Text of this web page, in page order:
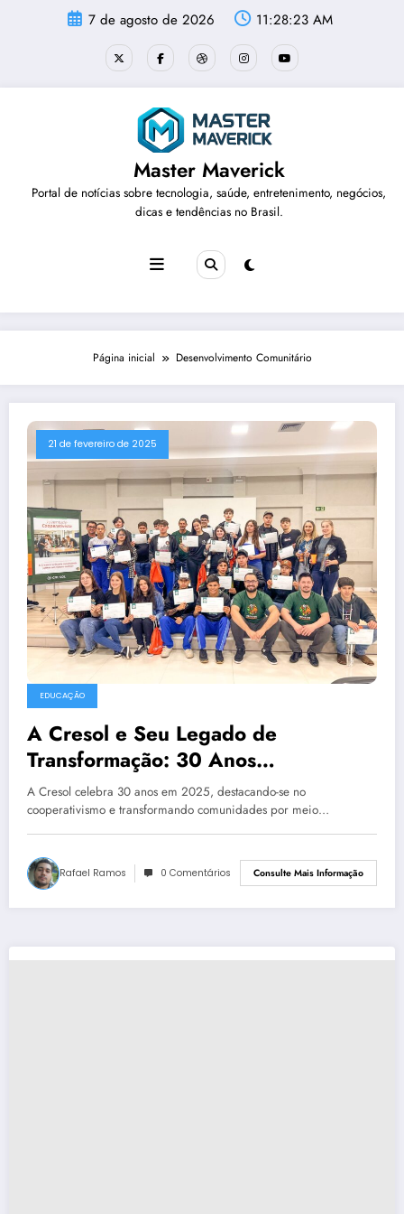
7 de agosto de 2026 11:28:23 AM
Master Maverick
Portal de notícias sobre tecnologia, saúde, entretenimento, negócios,
dicas e tendências no Brasil.
Página inicial Desenvolvimento Comunitário
21 de fevereiro de 2025
EDUCAÇÃO
A Cresol e Seu Legado de
Transformação: 30 Anos
Fortalecendo o Cooperativismo no
Brasil
A Cresol celebra 30 anos em 2025, destacando-se no
cooperativismo e transformando comunidades por meio…
Rafael Ramos 0 Comentários Consulte Mais Informação